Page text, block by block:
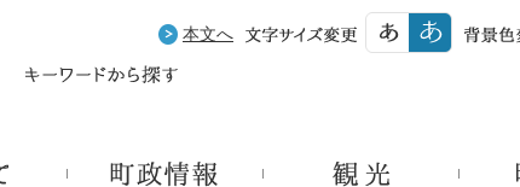
本文へ